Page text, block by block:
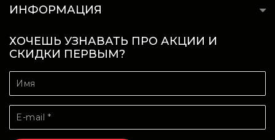
ИНФОРМАЦИЯ
ХОЧЕШЬ УЗНАВАТЬ ПРО АКЦИИ И
СКИДКИ ПЕРВЫМ?